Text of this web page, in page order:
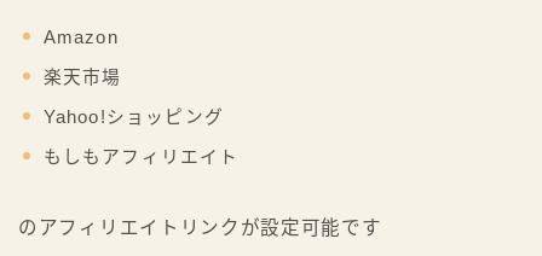
Amazon
楽天市場
Yahoo!ショッピング
もしもアフィリエイト
のアフィリエイトリンクが設定可能です